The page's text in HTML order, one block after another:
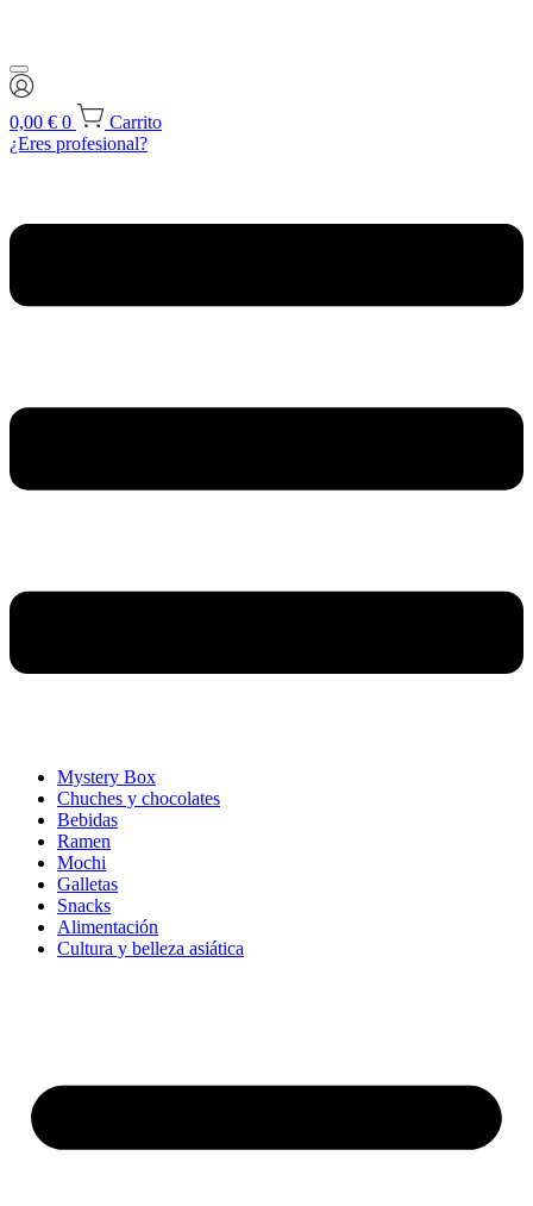
0,00 € 0
Carrito
¿Eres profesional?
Mystery Box
Chuches y chocolates
Bebidas
Ramen
Mochi
Galletas
Snacks
Alimentación
Cultura y belleza asiática